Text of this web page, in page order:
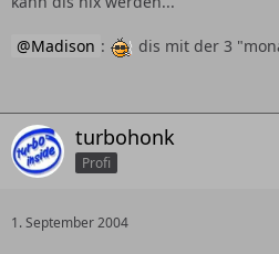
Madison : dis mit der 3
turbohonk
Profi
1. September 2004